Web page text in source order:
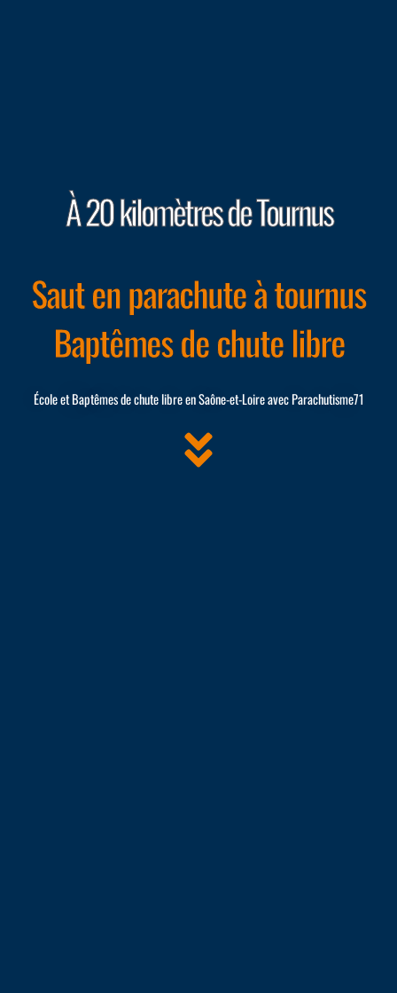
À 20 kilomètres de Tournus
Saut en parachute à tournus
Baptêmes de chute libre
École et Baptêmes de chute libre en Saône-et-Loire avec Parachutisme71